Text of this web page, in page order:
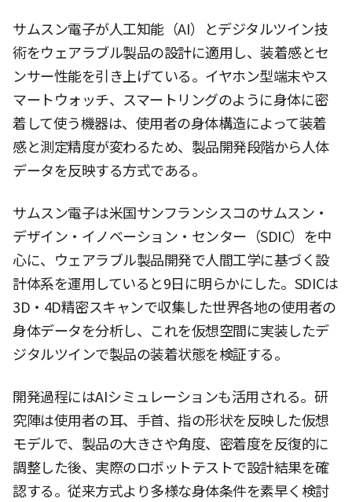
サムスン電子が人工知能（AI）とデジタルツイン技
術をウェアラブル製品の設計に適用し、装着感とセ
ンサー性能を引き上げている。イヤホン型端末やス
マートウォッチ、スマートリングのように身体に密
着して使う機器は、使用者の身体構造によって装着
感と測定精度が変わるため、製品開発段階から人体
データを反映する方式である。
サムスン電子は米国サンフランシスコのサムスン・
デザイン・イノベーション・センター（SDIC）を中
心に、ウェアラブル製品開発で人間工学に基づく設
計体系を運用していると9日に明らかにした。SDICは
3D・4D精密スキャンで収集した世界各地の使用者の
身体データを分析し、これを仮想空間に実装したデ
ジタルツインで製品の装着状態を検証する。
開発過程にはAIシミュレーションも活用される。研
究陣は使用者の耳、手首、指の形状を反映した仮想
モデルで、製品の大きさや角度、密着度を反復的に
調整した後、実際のロボットテストで設計結果を確
認する。従来方式より多様な身体条件を素早く検討